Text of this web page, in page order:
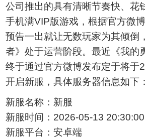
公司推出的具有清晰节奏快、花
手机满VIP版游戏，根据官方微
预告一出就让无数玩家为其倾倒
者》处于运营阶段。最近《我的
终于通过官方微博发布定于将于
开启新服，具体服务器信息如下：
新服名称：新服
新服时间：2026-05-13 20:30:00
新服平台：安卓端